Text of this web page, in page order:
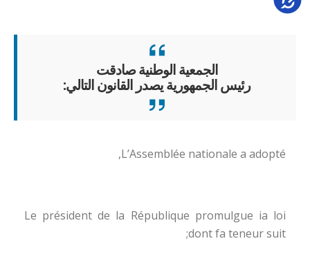
الجمعية الوطنية صادقت
رئيس الجمهورية يصدر القانون التالي:
L’Assemblée nationale a adopté,
Le président de la République promulgue ia loi
dont fa teneur suit;